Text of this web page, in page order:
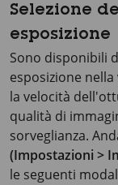
Selezione
esposizione
Sono disponibili
esposizione
la velocità
qualità di
sorveglianza.
(Impostazioni >
le seguenti